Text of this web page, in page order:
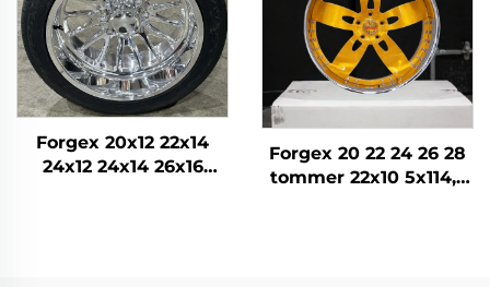
Forgex 20x12 22x14
24x12 24x14 26x16
Forgex 20 22 24 26 28
tommer 22x10 5x114,3